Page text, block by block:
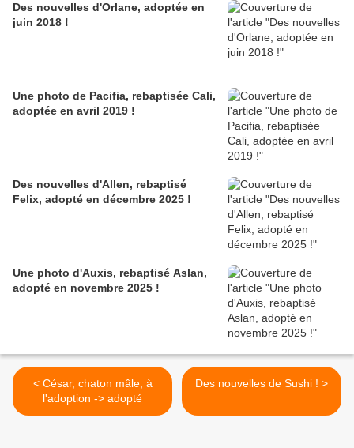
Des nouvelles d'Orlane, adoptée en
juin 2018 !
Une photo de Pacifia, rebaptisée Cali,
adoptée en avril 2019 !
Des nouvelles d'Allen, rebaptisé
Felix, adopté en décembre 2025 !
Une photo d'Auxis, rebaptisé Aslan,
adopté en novembre 2025 !
< César, chaton mâle, à
l'adoption -> adopté
Des nouvelles de Sushi ! >